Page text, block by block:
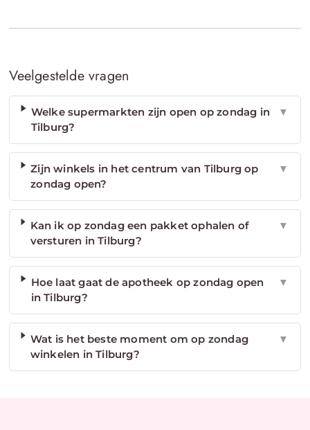
Veelgestelde vragen
Welke supermarkten zijn open op zondag in
Tilburg?
▼
Zijn winkels in het centrum van Tilburg op
zondag open?
▼
Kan ik op zondag een pakket ophalen of
versturen in Tilburg?
▼
Hoe laat gaat de apotheek op zondag open
in Tilburg?
▼
Wat is het beste moment om op zondag
winkelen in Tilburg?
▼